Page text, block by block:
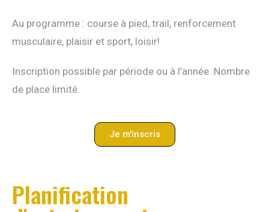
Au programme : course à pied, trail, renforcement
musculaire, plaisir et sport, loisir!
Inscription possible par période ou à l’année. Nombre
de place limité.
Je m'inscris
Planification